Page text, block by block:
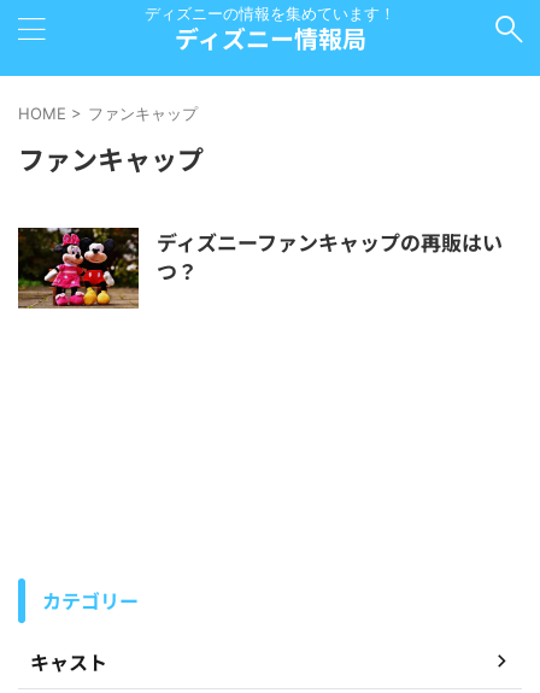
ディズニーの情報を集めています！
ディズニー情報局
HOME > ファンキャップ
ファンキャップ
ディズニーファンキャップの再販はい
つ？
カテゴリー
キャスト